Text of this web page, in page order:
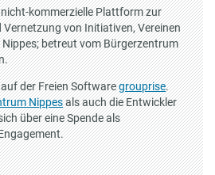
kommerzielle Plattform zur
von Initiativen, Vereinen
betreut vom Bürgerzentrum
der Freien Softwaregrouprise.
Nippesals auch die Entwickler
über eine Spende als